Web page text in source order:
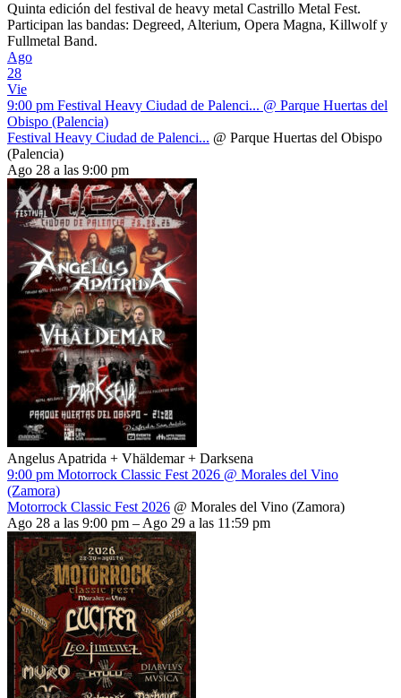
Quinta edición del festival de heavy metal Castrillo Metal Fest.
Participan las bandas: Degreed, Alterium, Opera Magna, Killwolf y
Fullmetal Band.
Ago
28
Vie
9:00 pm Festival Heavy Ciudad de Palenci... @ Parque Huertas del
Obispo (Palencia)
Festival Heavy Ciudad de Palenci... @ Parque Huertas del Obispo
(Palencia)
Ago 28 a las 9:00 pm
Angelus Apatrida + Vhäldemar + Darksena
9:00 pm Motorrock Classic Fest 2026 @ Morales del Vino
(Zamora)
Motorrock Classic Fest 2026 @ Morales del Vino (Zamora)
Ago 28 a las 9:00 pm – Ago 29 a las 11:59 pm